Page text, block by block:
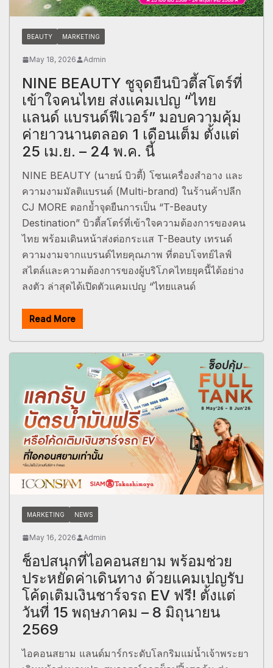
BEAUTY MARKETING
May 18, 2026 Admin
NINE BEAUTY ชูจุดยืนบิวตี้สโตร์ที่
เข้าใจคนไทย ส่งแคมเปญ “ไทย
แลนด์ แบรนด์ฟีเวอร์” มอบความคุ้ม
ค่ายาวนานตลอด 1 เดือนเต็ม ตั้งแต่
25 เม.ย. – 24 พ.ค. นี้
NINE BEAUTY (นายน์ บิวตี้) โซนเครื่องสำอาง และ
ความงามมัลติแบรนด์ (Multi-brand) ในร้านค้าปลีก
CJ MORE ตอกย้ำจุดยืนการเป็น “T-Beauty
Destination” บิวตี้สโตร์ที่เข้าใจความต้องการของคน
ไทย พร้อมเดินหน้าส่งต่อกระแส T-Beauty เทรนด์
ความงามจากแบรนด์ไทยคุณภาพ ที่ตอบโจทย์ไลฟ์
สไตล์และความต้องการของผู้บริโภคไทยยุคนี้ได้อย่าง
ลงตัว ล่าสุดได้เปิดตัวแคมเปญ “ไทยแลนด์
Read More
MARKETING NEWS
May 16, 2026 Admin
ช็อปสนุกที่ไอคอนสยาม พร้อมช่วย
ประหยัดค่าเดินทาง ด้วยแคมเปญรับ
โค้ดเติมเงินชาร์จรถ EV ฟรี! ตั้งแต่
วันที่ 15 พฤษภาคม – 8 มิถุนายน
2569
ไอคอนสยาม แลนด์มาร์กระดับโลกริมแม่น้ำเจ้าพระยา